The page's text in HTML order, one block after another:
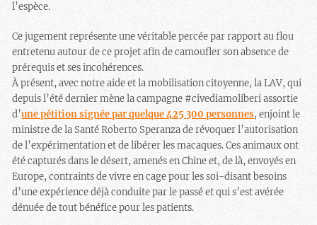
l’espèce.
Ce jugement représente une véritable percée par rapport au flou
entretenu autour de ce projet afin de camoufler son absence de
prérequis et ses incohérences.
À présent, avec notre aide et la mobilisation citoyenne, la LAV, qui
depuis l’été dernier mène la campagne #civediamoliberi assortie
d’une pétition signée par quelque 425 300 personnes, enjoint le
ministre de la Santé Roberto Speranza de révoquer l’autorisation
de l’expérimentation et de libérer les macaques. Ces animaux ont
été capturés dans le désert, amenés en Chine et, de là, envoyés en
Europe, contraints de vivre en cage pour les soi-disant besoins
d’une expérience déjà conduite par le passé et qui s’est avérée
dénuée de tout bénéfice pour les patients.